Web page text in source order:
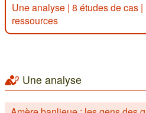
Une analyse | 8 études de cas |
ressources
Une analyse